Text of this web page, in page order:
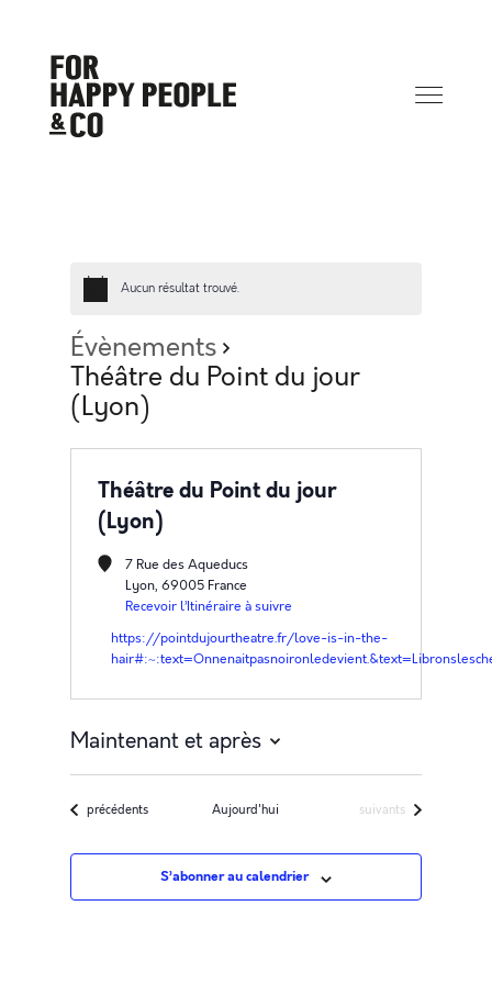
Aucun résultat trouvé.
Évènements
Théâtre du Point du jour
(Lyon)
Théâtre du Point du jour
(Lyon)
7 Rue des Aqueducs
Lyon, 69005 France
Recevoir l’Itinéraire à suivre
https://pointdujourtheatre.fr/love-is-in-the-
Maintenant et après
Sélectionnez
uneÉvènements
précédents Aujourd'hui Évènements
suivants
S’abonner au calendrier